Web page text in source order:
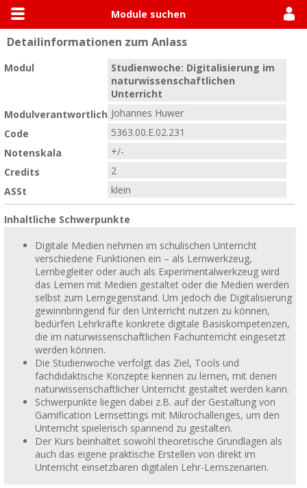
Module suchen
Allgemein
Module suchen
Modulhandbücher
Detailinformationen zum Anlass
Modul
Studienwoche: Digitalisierung im
naturwissenschaftlichen
Unterricht
Modulverantwortlich Johannes Huwer
Code
5363.00.E.02.231
Notenskala
+/-
Credits
2
ASSt
klein
Inhaltliche Schwerpunkte
Digitale Medien nehmen im schulischen Unterricht
verschiedene Funktionen ein – als Lernwerkzeug,
Lernbegleiter oder auch als Experimentalwerkzeug wird
das Lernen mit Medien gestaltet oder die Medien werden
selbst zum Lerngegenstand. Um jedoch die Digitalisierung
gewinnbringend für den Unterricht nutzen zu können,
bedürfen Lehrkräfte konkrete digitale Basiskompetenzen,
die im naturwissenschaftlichen Fachunterricht eingesetzt
werden können.
Die Studienwoche verfolgt das Ziel, Tools und
fachdidaktische Konzepte kennen zu lernen, mit denen
naturwissenschaftlicher Unterricht gestaltet werden kann.
Schwerpunkte liegen dabei z.B. auf der Gestaltung von
Gamification Lernsettings mit Mikrochallenges, um den
Unterricht spielerisch spannend zu gestalten.
Der Kurs beinhaltet sowohl theoretische Grundlagen als
auch das eigene praktische Erstellen von direkt im
Unterricht einsetzbaren digitalen Lehr-Lernszenarien.